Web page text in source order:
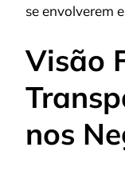
se envolverem
Visão
nos